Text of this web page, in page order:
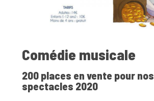
Comédie musicale
200 places en vente pour nos
spectacles 2020